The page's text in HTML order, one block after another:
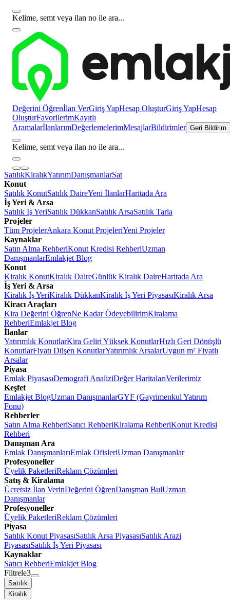
Kelime, semt veya ilan no ile ara...
Değerini Öğrenİlan VerGiriş YapHesap OluşturGiriş YapHesap
OluşturFavorilerimKayıtlı
AramalarİlanlarımDeğerlemelerimMesajlarBildirimler Geri Bildirim
Kelime, semt veya ilan no ile ara...
SatılıkKiralıkYatırımDanışmanlarSat
Konut
Satılık KonutSatılık DaireYeni İlanlarHaritada Ara
İş Yeri & Arsa
Satılık İş YeriSatılık DükkanSatılık ArsaSatılık Tarla
Projeler
Tüm ProjelerAnkara Konut ProjeleriYeni Projeler
Kaynaklar
Satın Alma RehberiKonut Kredisi RehberiUzman
DanışmanlarEmlakjet Blog
Konut
Kiralık KonutKiralık DaireGünlük Kiralık DaireHaritada Ara
İş Yeri & Arsa
Kiralık İş YeriKiralık DükkanKiralık İş Yeri PiyasasıKiralık Arsa
Kiracı Araçları
Kira Değerini ÖğrenNe Kadar ÖdeyebilirimKiralama
RehberiEmlakjet Blog
İlanlar
Yatırımlık KonutlarKira Geliri Yüksek KonutlarHızlı Geri Dönüşlü
KonutlarFiyatı Düşen KonutlarYatırımlık ArsalarUygun m² Fiyatlı
Arsalar
Piyasa
Emlak PiyasasıDemografi AnaliziDeğer HaritalarıVerilerimiz
Keşfet
Emlakjet BlogUzman DanışmanlarGYF (Gayrimenkul Yatırım
Fonu)
Rehberler
Satın Alma RehberiSatıcı RehberiKiralama RehberiKonut Kredisi
Rehberi
Danışman Ara
Emlak DanışmanlarıEmlak OfisleriUzman Danışmanlar
Profesyoneller
Üyelik PaketleriReklam Çözümleri
Satış & Kiralama
Ücretsiz İlan VerinDeğerini ÖğrenDanışman BulUzman
Danışmanlar
Profesyoneller
Üyelik PaketleriReklam Çözümleri
Piyasa
Satılık Konut PiyasasıSatılık Arsa PiyasasıSatılık Arazi
PiyasasıSatılık İş Yeri Piyasası
Kaynaklar
Satıcı RehberiEmlakjet Blog
Filtrele3
Satılık
Kiralık